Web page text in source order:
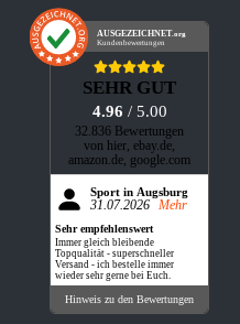
AUSGEZEICHNET.org
Kundenbewertungen
SEHR GUT
4.96 / 5.00
32.836 Bewertungen
von hier, ebay.de,
amazon.de, google.com
Sport in Augsburg
31.07.2026 Mehr
Sehr empfehlenswert
Immer gleich bleibende
Topqualität - superschneller
Versand - ich bestelle immer
wieder sehr gerne bei Euch.
Hinweis zu den Bewertungen